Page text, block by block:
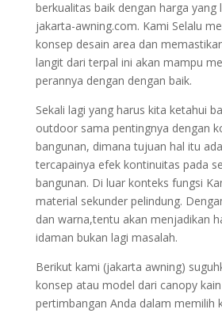
berkualitas baik dengan harga yang
jakarta-awning.com. Kami Selalu
konsep desain area dan
langit dari terpal ini akan mampu
perannya dengan dengan baik.
Sekali lagi yang harus kita ketahui
outdoor sama pentingnya dengan
bangunan, dimana tujuan hal itu
tercapainya efek kontinuitas pada
bangunan. Di luar konteks fungsi
material sekunder pelindung.
dan warna,tentu akan menjadikan
idaman bukan lagi masalah.
Berikut kami (jakarta awning)
konsep atau model dari canopy
pertimbangan Anda dalam memilih